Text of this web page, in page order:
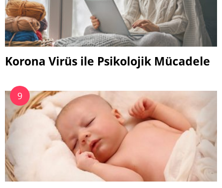
Korona Virüs ile Psikolojik Mücadele